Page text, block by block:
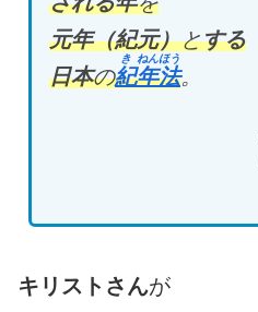
元年（紀元）とする
日本の紀
き
年法
ねんほう
。
キリストさんが